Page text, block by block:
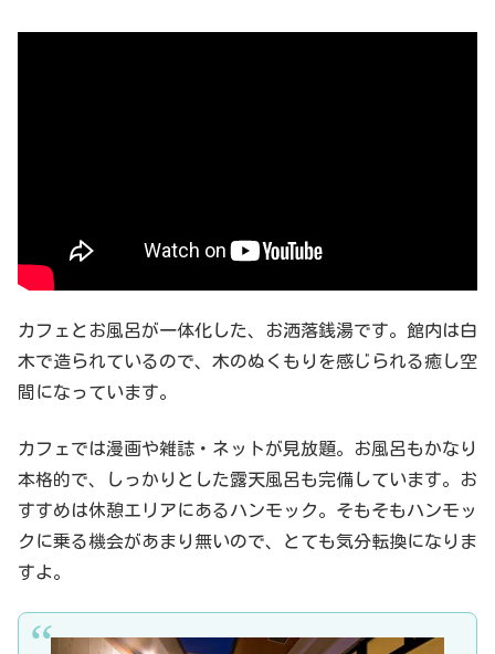
カフェとお風呂が一体化した、お洒落銭湯です。館内は白
木で造られているので、木のぬくもりを感じられる癒し空
間になっています。
カフェでは漫画や雑誌・ネットが見放題。お風呂もかなり
本格的で、しっかりとした露天風呂も完備しています。お
すすめは休憩エリアにあるハンモック。そもそもハンモッ
クに乗る機会があまり無いので、とても気分転換になりま
すよ。